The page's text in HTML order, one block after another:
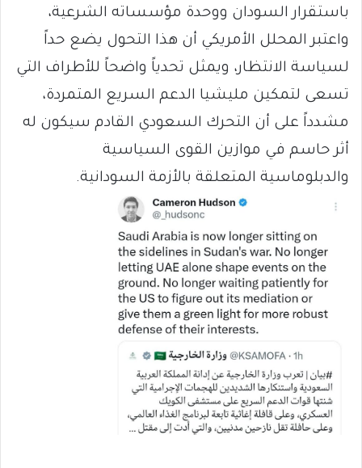
باستقرار السودان ووحدة مؤسساته الشرعية،
واعتبر المحلل الأمريكي أن هذا التحول يضع حداً
لسياسة الانتظار، ويمثل تحدياً واضحاً للأطراف التي
تسعى لتمكين مليشيا الدعم السريع المتمردة،
مشدداً على أن التحرك السعودي القادم سيكون له
أثر حاسم في موازين القوى السياسية
والدبلوماسية المتعلقة بالأزمة السودانية.